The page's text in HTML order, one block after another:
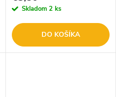
Skladom 2 ks
DO KOŠÍKA